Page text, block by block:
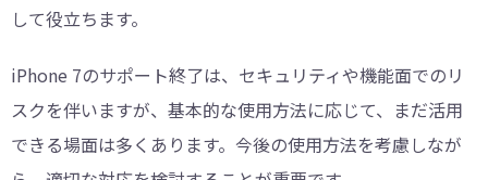
して役立ちます。
iPhone 7のサポート終了は、セキュリティや機能面でのリ
スクを伴いますが、基本的な使用方法に応じて、まだ活用
できる場面は多くあります。今後の使用方法を考慮しなが